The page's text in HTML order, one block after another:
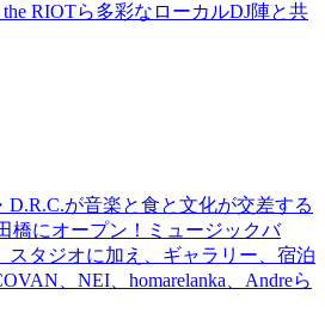
RIOTら多彩なローカルDJ陣と共
が⾳楽と⾷と⽂化が交差する
橋にオープン！ミュージックバ
スタジオに加え、ギャラリー、宿泊
、NEI、homarelanka、Andreら